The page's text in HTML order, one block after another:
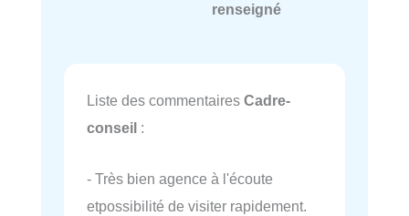
renseigné
Liste des commentaires Cadre-
conseil :
- Très bien agence à l'écoute
etpossibilité de visiter rapidement.